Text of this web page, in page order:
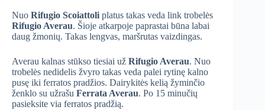
Nuo Rifugio Scoiattoli platus takas veda link trobelės
Rifugio Averau. Šioje atkarpoje paprastai būna labai
daug žmonių. Takas lengvas, maršrutas vaizdingas.
Averau kalnas stūkso tiesiai už Rifugio Averau. Nuo
trobelės nedidelis žvyro takas veda palei rytinę kalno
pusę iki ferratos pradžios. Dairykitės kelią žyminčio
ženklo su užrašu Ferrata Averau. Po 15 minučių
pasieksite via ferratos pradžią.